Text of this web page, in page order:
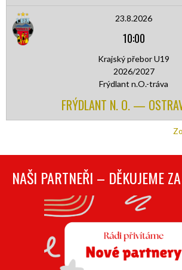
23.8.2026
10:00
Krajský přebor U19
2026/2027
Frýdlant n.O.-tráva
FRÝDLANT N. O. —
NAŠI PARTNEŘI – DĚKUJEME